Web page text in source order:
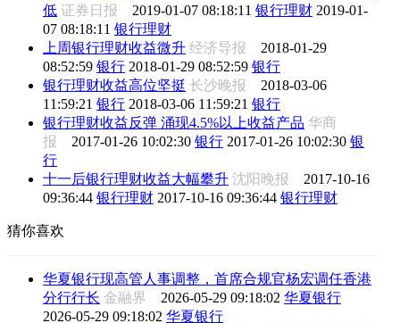
低 证券日报 2019-01-07 08:18:11 银行理财 2019-01-
07 08:18:11 银行理财
上周银行理财收益微升 经济导报 2018-01-29
08:52:59 银行 2018-01-29 08:52:59 银行
银行理财收益高位坚挺 长沙晚报 2018-03-06
11:59:21 银行 2018-03-06 11:59:21 银行
银行理财收益反弹 涌现4.5%以上收益产品 华商
报 2017-01-26 10:02:30 银行 2017-01-26 10:02:30 银
行
十一后银行理财收益大幅攀升 沈阳晚报 2017-10-16
09:36:44 银行理财 2017-10-16 09:36:44 银行理财
猜你喜欢
华夏银行现高管人事调整，首席合规官杨宏调任香港
分行行长 金融界 2026-05-29 09:18:02 华夏银行
2026-05-29 09:18:02 华夏银行